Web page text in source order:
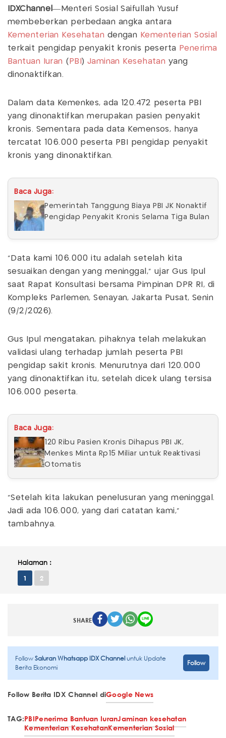
IDXChannel—Menteri Sosial Saifullah Yusuf
membeberkan perbedaan angka antara
Kementerian Kesehatan dengan Kementerian Sosial
terkait pengidap penyakit kronis peserta Penerima
Bantuan Iuran ( PBI ) Jaminan Kesehatan yang
dinonaktifkan.
Dalam data Kemenkes, ada 120.472 peserta PBI
yang dinonaktifkan merupakan pasien penyakit
kronis. Sementara pada data Kemensos, hanya
tercatat 106.000 peserta PBI pengidap penyakit
kronis yang dinonaktifkan.
Baca Juga:
Pemerintah Tanggung Biaya PBI JK Nonaktif
Pengidap Penyakit Kronis Selama Tiga Bulan
“Data kami 106.000 itu adalah setelah kita
sesuaikan dengan yang meninggal,” ujar Gus Ipul
saat Rapat Konsultasi bersama Pimpinan DPR RI, di
Kompleks Parlemen, Senayan, Jakarta Pusat, Senin
(9/2/2026).
Gus Ipul mengatakan, pihaknya telah melakukan
validasi ulang terhadap jumlah peserta PBI
pengidap sakit kronis. Menurutnya dari 120.000
yang dinonaktifkan itu, setelah dicek ulang tersisa
106.000 peserta.
Baca Juga:
120 Ribu Pasien Kronis Dihapus PBI JK,
Menkes Minta Rp15 Miliar untuk Reaktivasi
Otomatis
“Setelah kita lakukan penelusuran yang meninggal.
Jadi ada 106.000, yang dari catatan kami,”
tambahnya.
Halaman :
1 2
SHARE
FollowSaluran Whatsapp IDX Channeluntuk Update
Berita Ekonomi
Follow
Follow Berita IDX Channel diGoogle News
TAG:PBIPenerima Bantuan IuranJaminan kesehatan
Kementerian KesehatanKementerian Sosial